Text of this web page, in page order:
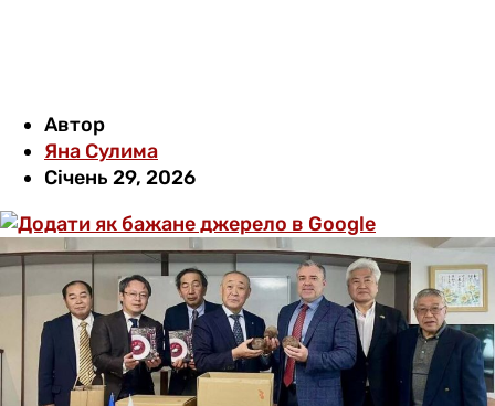
Автор
Яна Сулима
Січень 29, 2026